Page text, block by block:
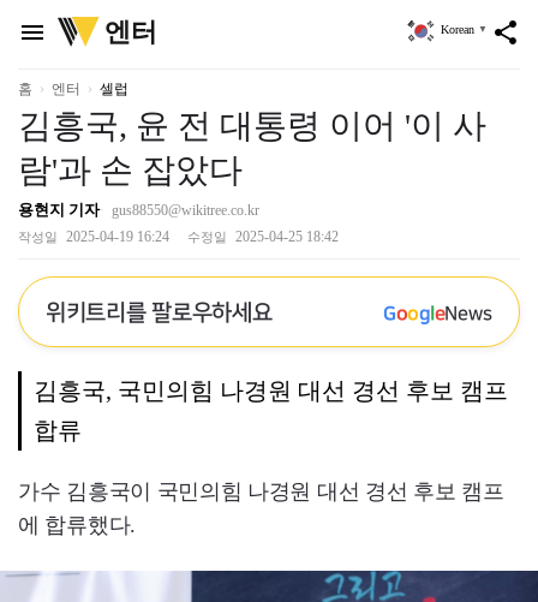
menu
위
키
리
엔터 share
Korean ▼
홈 엔터 셀럽
김흥국, 윤 전 대통령 이어 '이 사
람'과 손 잡았다
용현지 기자 gus88550@wikitree.co.kr
작성일 2025-04-19 16:24 수정일 2025-04-25 18:42
위키트리를 팔로우하세요 GoogleNews
김흥국, 국민의힘 나경원 대선 경선 후보 캠프
합류
가수 김흥국이 국민의힘 나경원 대선 경선 후보 캠프
에 합류했다.